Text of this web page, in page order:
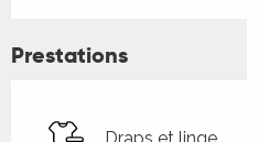
Prestations